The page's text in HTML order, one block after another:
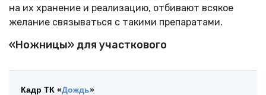
на их хранение и реализацию, отбивают всякое
желание связываться с такими препаратами.
«Ножницы» для участкового
Кадр ТК «Дождь»